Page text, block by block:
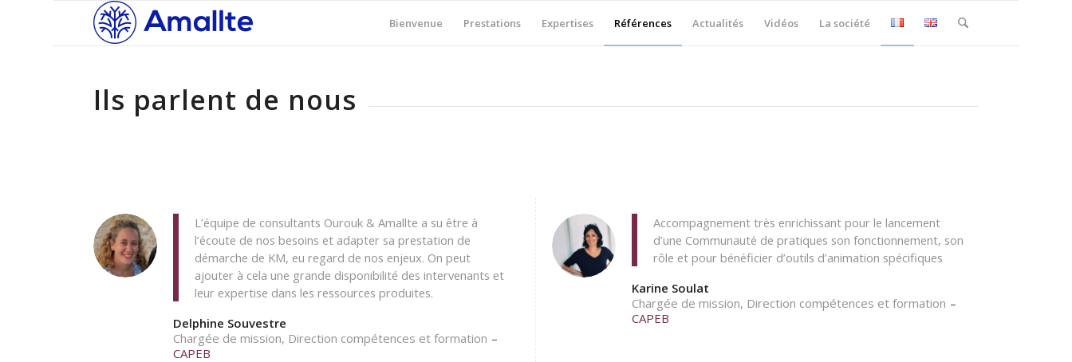
Bienvenue Prestations Expertises Références Actualités Vidéos La société
Ils parlent de nous
L’équipe de consultants Ourouk & Amallte a su être à
l’écoute de nos besoins et adapter sa prestation de
démarche de KM, eu regard de nos enjeux. On peut
ajouter à cela une grande disponibilité des intervenants et
leur expertise dans les ressources produites.
Delphine Souvestre
Chargée de mission, Direction compétences et formation –
CAPEB
Accompagnement très enrichissant pour le lancement
d’une Communauté de pratiques son fonctionnement, son
rôle et pour bénéficier d’outils d’animation spécifiques
Karine Soulat
Chargée de mission, Direction compétences et formation –
CAPEB